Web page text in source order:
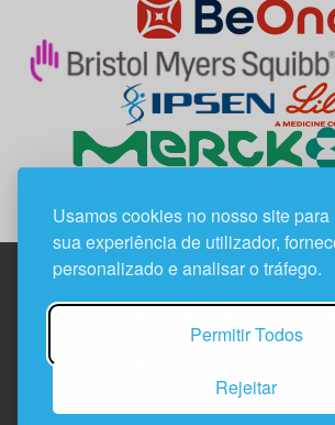
Usamos cookies no nosso site
sua experiência de utilizador,
personalizado e analisar o tráfego.
Permitir Todos
Rejeitar
Edif. Lisboa Oriente | Av. Infante D.
1800-282 Lisboa | Portugal